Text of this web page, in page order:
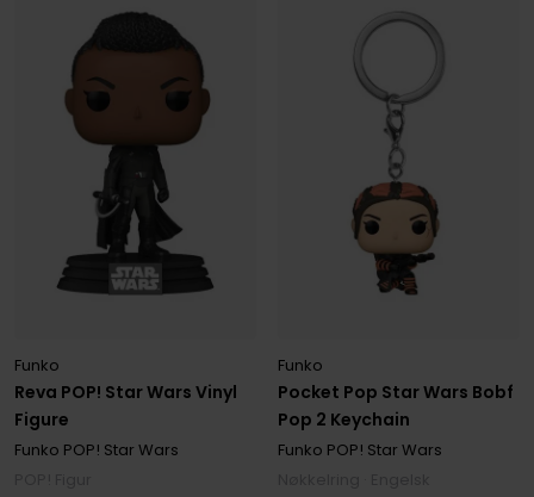
Reva POP! Star Wars Vinyl
Figure
Funko
Funko POP! Star Wars
Pocket Pop Star Wars Bobf
Pop 2 Keychain
Funko
Funko POP! Star Wars